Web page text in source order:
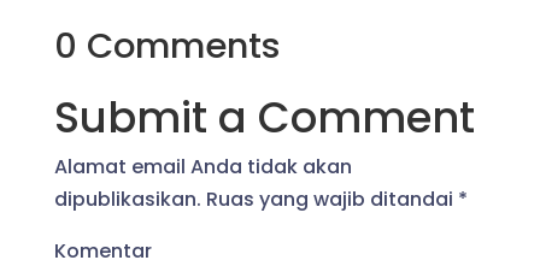
0 Comments
Submit a Comment
Alamat email Anda tidak akan
dipublikasikan. Ruas yang wajib ditandai *
Komentar